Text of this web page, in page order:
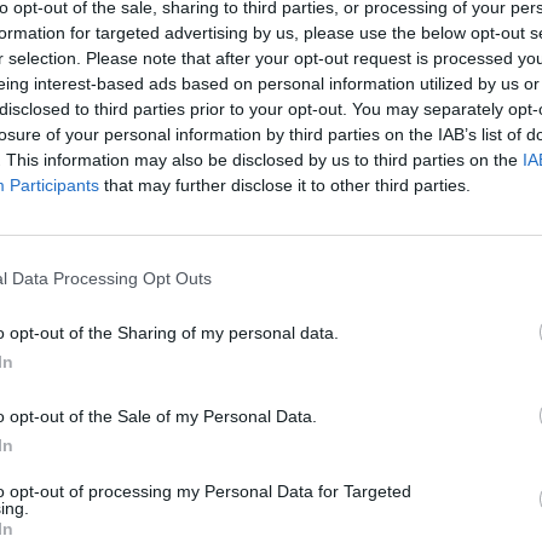
opt-out of the sale, sharing to third parties, or processing of your
for targeted advertising by us, please use the below opt-out
selection. Please note that after your opt-out request is processed
interest-based ads based on personal information utilized by us
to third parties prior to your opt-out. You may separately
of your personal information by third parties on the IAB’s list of
This information may also be disclosed by us to third parties on the
Participants that may further disclose it to other third parties.
Data Processing Opt Outs
opt-out of the Sharing of my personal data.
opt-out of the Sale of my Personal Data.
opt-out of processing my Personal Data for Targeted
Sachs stratégája érdekes hírlevelet küldött a
hogy az amerikai nagyvállalatok mire
amelyet eredményes működésüknek
vizsgálatának eredménye alapján elmondható,
a befektetőikkel lévén, hogy
amely nyereséges működésének köszönhetően hatalmas
követően igyekszik a legjobb módját megtalálni annak, hogy a
A felhasználásnak öt általános módja van: (1)
portfolio.hu hírarchívumához tartozik, melynek olvasása